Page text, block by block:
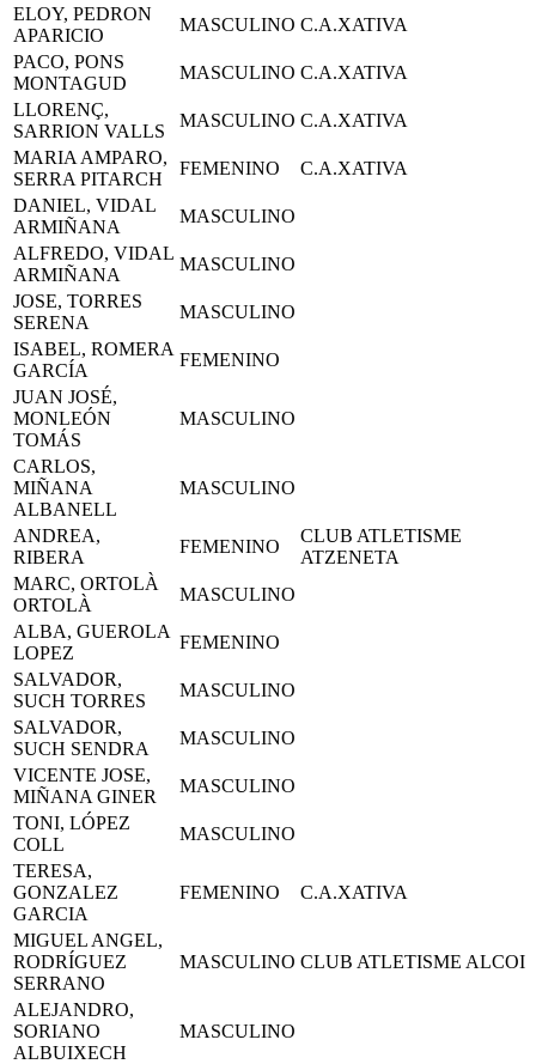
ELOY, PEDRON
APARICIO
MASCULINO C.A.XATIVA
PACO, PONS
MONTAGUD
MASCULINO C.A.XATIVA
LLORENÇ,
SARRION VALLS
MASCULINO C.A.XATIVA
MARIA AMPARO,
SERRA PITARCH
FEMENINO
C.A.XATIVA
DANIEL, VIDAL
ARMIÑANA
MASCULINO
ALFREDO, VIDAL
ARMIÑANA
MASCULINO
JOSE, TORRES
SERENA
MASCULINO
ISABEL, ROMERA
GARCÍA
FEMENINO
JUAN JOSÉ,
MONLEÓN
TOMÁS
MASCULINO
CARLOS,
MIÑANA
ALBANELL
MASCULINO
ANDREA,
RIBERA
FEMENINO
CLUB ATLETISME
ATZENETA
MARC, ORTOLÀ
ORTOLÀ
MASCULINO
ALBA, GUEROLA
LOPEZ
FEMENINO
SALVADOR,
SUCH TORRES
MASCULINO
SALVADOR,
SUCH SENDRA
MASCULINO
VICENTE JOSE,
MIÑANA GINER
MASCULINO
TONI, LÓPEZ
COLL
MASCULINO
TERESA,
GONZALEZ
GARCIA
FEMENINO C.A.XATIVA
MIGUEL ANGEL,
RODRÍGUEZ
SERRANO
MASCULINO CLUB ATLETISME ALCOI
ALEJANDRO,
SORIANO
ALBUIXECH
MASCULINO